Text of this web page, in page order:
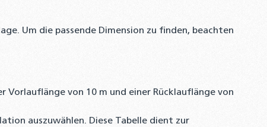
Um die passende Dimension zu finden, beachten
Vorlauflänge von 10 m und einer Rücklauflänge von
auszuwählen. Diese Tabelle dient zur